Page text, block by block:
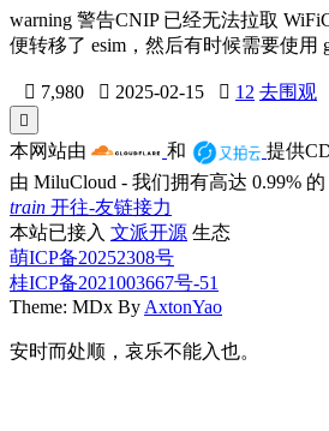
warning 警告CNIP 已经无法拉取
便转移了 esim，然后有时候需要使
 7,980  2025-02-15  12 去围观

本网站由 和
提供
由 MiluCloud - 我们拥有高达 0.99%
train 开往-友链接力
本站已接入 文派开源 生态
萌ICP备20252308号
桂ICP备2021003667号-51
Theme: MDx By AxtonYao
安时而处顺，哀乐不能入也。